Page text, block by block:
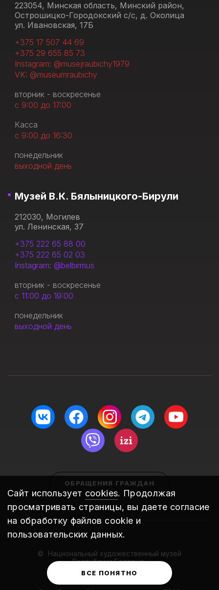
Сайт использует cookies. Продолжая
просматривать страницы, вы даете согласие
на обработку файлов cookie и
пользовательских данных.
ВСЕ ПОНЯТНО
223054, Минская область, Минский район,
Острошицко-Городокский с/с, д. Околица
ул. Ивановская, 17Б
+375 17 507 44 69
+375 29 655 85 73
Instagram: @musejraubichy1979
VK: @museumraubichy
вторник - воскресенье
с 9:00 до 17:00
Касса
с 9:00 до 16:30
понедельник
выходной день
Музей В.К. Бялыницкого-Бирули
212030, Могилев
ул. Ленинская, 37
+375 222 65 88 00
+375 222 65 02 03
Instagram: @belbirmus
вторник - воскресенье
с 11:00 до 19:00
понедельник
выходной день
ОБРАЩЕНИЯ ГРАЖДАН
Национальный художественный музей
Республики Беларусь
2010 – 2026